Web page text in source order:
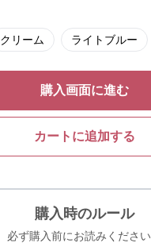
クリーム ライトブルー
購入画面に進む
カートに追加する
購入時のルール
必ず購入前にお読みください